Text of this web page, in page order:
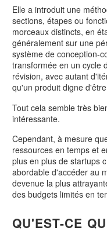
Elle a introduit une
sections, étapes ou
morceaux distincts, en
généralement sur une
système de conception-
transformée en un cycle
révision, avec autant
qu'un produit digne
Tout cela semble très
intéressante.
Cependant, à mesure
ressources en temps et
plus en plus de startups
abordable d'accéder au
devenue la plus
des budgets limités en
QU'EST-CE